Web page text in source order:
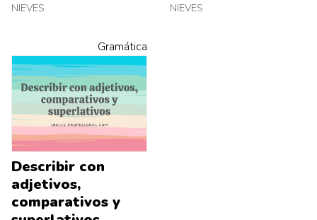
NIEVES NIEVES
Gramática
Describir con
adjetivos,
comparativos y